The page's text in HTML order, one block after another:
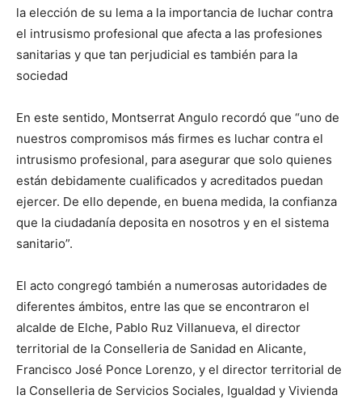
la elección de su lema a la importancia de luchar contra
el intrusismo profesional que afecta a las profesiones
sanitarias y que tan perjudicial es también para la
sociedad
En este sentido, Montserrat Angulo recordó que “uno de
nuestros compromisos más firmes es luchar contra el
intrusismo profesional, para asegurar que solo quienes
están debidamente cualificados y acreditados puedan
ejercer. De ello depende, en buena medida, la confianza
que la ciudadanía deposita en nosotros y en el sistema
sanitario”.
El acto congregó también a numerosas autoridades de
diferentes ámbitos, entre las que se encontraron el
alcalde de Elche, Pablo Ruz Villanueva, el director
territorial de la Conselleria de Sanidad en Alicante,
Francisco José Ponce Lorenzo, y el director territorial de
la Conselleria de Servicios Sociales, Igualdad y Vivienda